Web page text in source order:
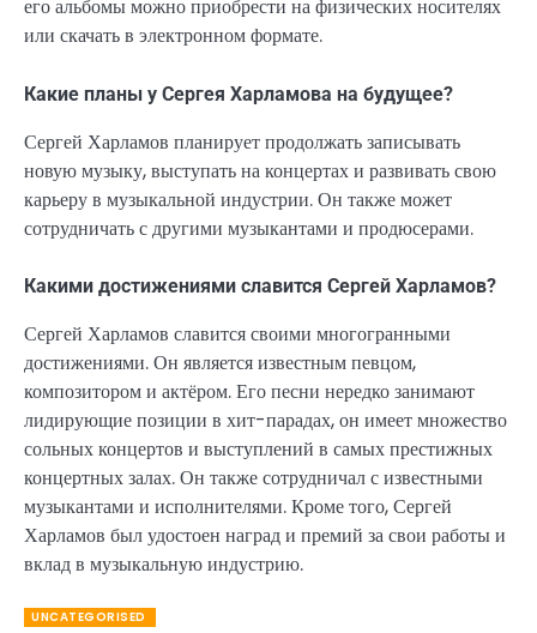
его альбомы можно приобрести на физических носителях
или скачать в электронном формате.
Какие планы у Сергея Харламова на будущее?
Сергей Харламов планирует продолжать записывать
новую музыку, выступать на концертах и развивать свою
карьеру в музыкальной индустрии. Он также может
сотрудничать с другими музыкантами и продюсерами.
Какими достижениями славится Сергей Харламов?
Сергей Харламов славится своими многогранными
достижениями. Он является известным певцом,
композитором и актёром. Его песни нередко занимают
лидирующие позиции в хит-парадах, он имеет множество
сольных концертов и выступлений в самых престижных
концертных залах. Он также сотрудничал с известными
музыкантами и исполнителями. Кроме того, Сергей
Харламов был удостоен наград и премий за свои работы и
вклад в музыкальную индустрию.
UNCATEGORISED